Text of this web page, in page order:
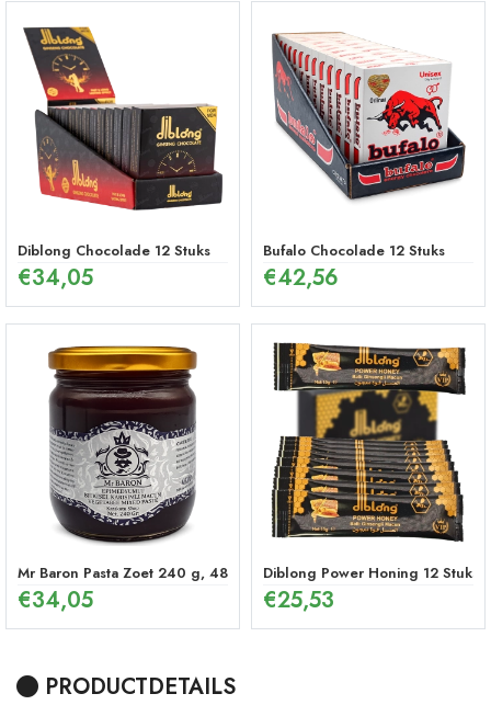
Diblong Chocolade 12 Stuks
€34,05
Bufalo Chocolade 12 Stuks
€42,56
Mr Baron Pasta Zoet 240 g, 48 Uur Effectieve Ginseng Pepermunt
€34,05
Diblong Power Honing 12 Stuks
€25,53
PRODUCTDETAILS